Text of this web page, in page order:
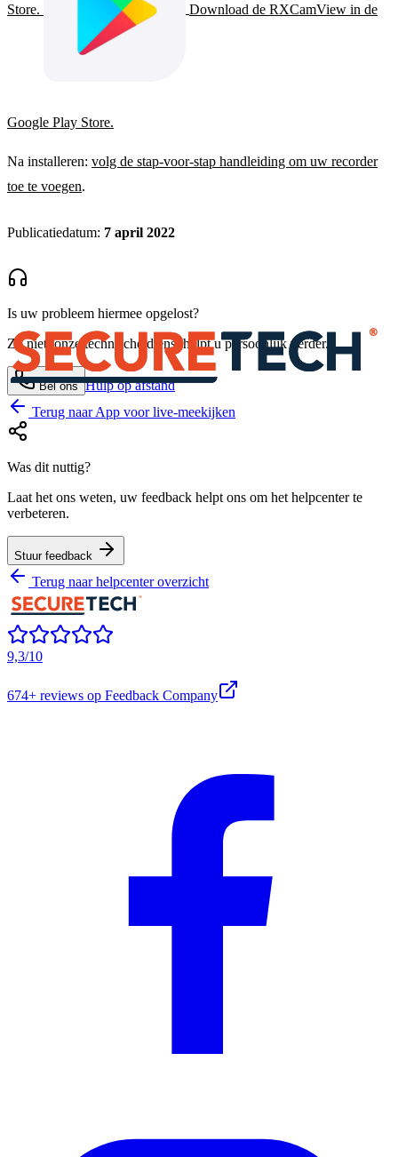
Store. Download de RXCamView in de
Google Play Store.
Na installeren: volg de stap-voor-stap handleiding om uw recorder
toe te voegen.
Publicatiedatum: 7 april 2022
Is uw probleem hiermee opgelost?
Zo niet, onze technische dienst helpt u persoonlijk verder.
Bel ons Hulp op afstand
Terug naarApp voor live-meekijken
Was dit nuttig?
Laat het ons weten, uw feedback helpt ons om het helpcenter te
verbeteren.
Stuur feedback
Terug naar helpcenter overzicht
9,3/10
674+ reviews op Feedback Company